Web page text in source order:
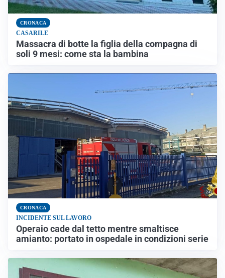
CRONACA
CASARILE
Massacra di botte la figlia della compagna di
soli 9 mesi: come sta la bambina
CRONACA
INCIDENTE SUL LAVORO
Operaio cade dal tetto mentre smaltisce
amianto: portato in ospedale in condizioni serie